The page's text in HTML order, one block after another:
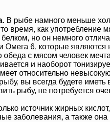
. В рыбе намного меньше
время, как употребление
но он немного
Омега 6, которые
обеда с мясом человек
и наоборот
относительно
вы всегда будете
рыбу, не потребуется
источник жирных
заболевания, а также она